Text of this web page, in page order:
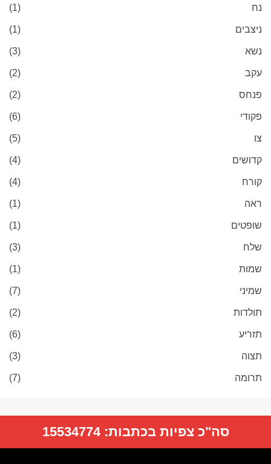
נח (1)
ניצבים (1)
נשא (3)
עקב (2)
פנחס (2)
פקודי (6)
צו (5)
קדושים (4)
קורח (4)
ראה (1)
שופטים (1)
שלח (3)
שמות (1)
שמיני (7)
תולדות (2)
תזריע (6)
תצוה (3)
תרומה (7)
סה"כ צפיות בכתבות:15534774